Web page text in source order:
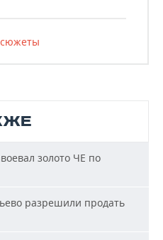
золото ЧЕ по
разрешили продать